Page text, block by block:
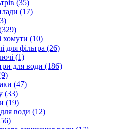
(35)
(17)
хомути (10)
для фільтра (26)
(1)
для води (186)
(47)
(33)
(19)
води (12)